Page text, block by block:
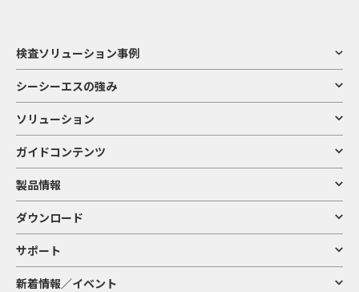
検査ソリューション事例
シーシーエスの強み
ソリューション
ガイドコンテンツ
製品情報
ダウンロード
サポート
新着情報／イベント